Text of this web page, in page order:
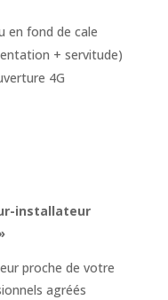
en fond de cale
+ servitude)
4G
installateur
proche de votre
agréés